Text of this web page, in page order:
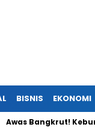
BISNIS EKONOMI
Bangkrut! Kebun